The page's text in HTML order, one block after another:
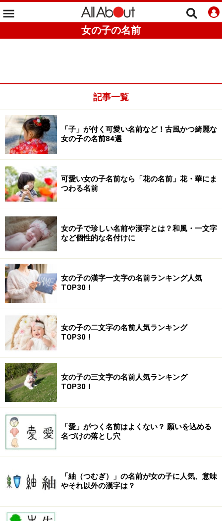
女の子の名前
記事一覧
「子」が付く可愛い名前など！古風かつ綺麗な
女の子の名前84選
可愛い女の子名前なら「花の名前」花・華にま
つわる名前
女の子で珍しい名前や漢字とは？和風・一文字
など個性的な名付けに
女の子の漢字一文字の名前ランキング人気
TOP30！
女の子の二文字の名前人気ランキング
TOP30！
女の子の三文字の名前人気ランキング
TOP30！
「愛」がつく名前はよくない？ 願いを込める
名づけの落とし穴
「紬（つむぎ）」の名前が女の子に人気、意味
やそれ以外の漢字は？